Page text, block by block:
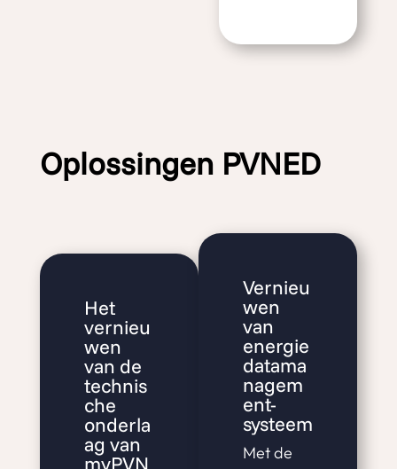
Oplossingen PVNED
Het
vernieu
wen
van de
technis
che
onderla
ag van
myPVN
Vernieu
wen
van
energie
datama
nagem
ent-
systeem
Met de